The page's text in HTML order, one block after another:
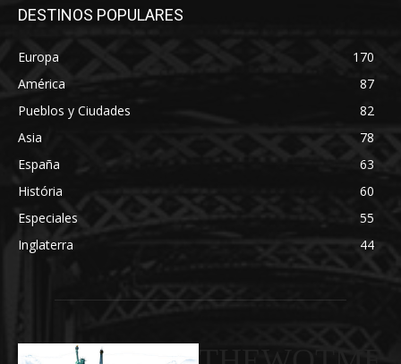
DESTINOS POPULARES
Europa
170
América
87
Pueblos y Ciudades
82
Asia
78
España
63
História
60
Especiales
55
Inglaterra
44